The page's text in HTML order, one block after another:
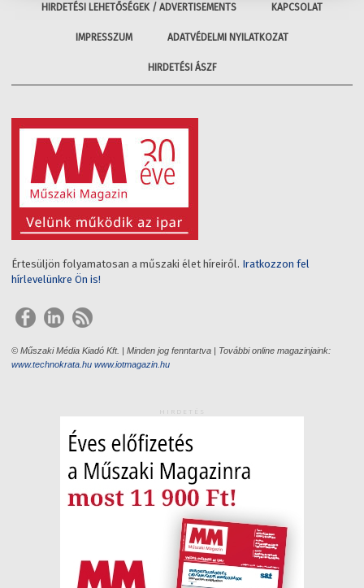
HIRDETÉSI LEHETŐSÉGEK / ADVERTISEMENTS KAPCSOLAT
IMPRESSZUM ADATVÉDELMI NYILATKOZAT
HIRDETÉSI ÁSZF
Értesüljön folyamatosan a műszaki élet híreiről. Iratkozzon fel
hírlevelünkre Ön is!
© Műszaki Média Kiadó Kft. | Minden jog fenntartva | További online magazinjaink:
www.technokrata.hu www.iotmagazin.hu
HIRDETÉS